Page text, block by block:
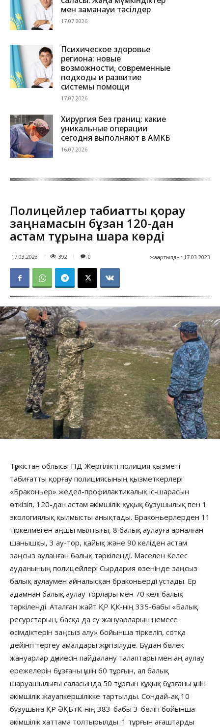
мен заманауи тәсілдер
17.07.2026
Психическое здоровье
региона: новые
возможности, современные
подходы и развитие
системы помощи
17.07.2026
Хирургия без границ: какие
уникальные операции
сегодня выполняют в АМКБ
16.07.2026